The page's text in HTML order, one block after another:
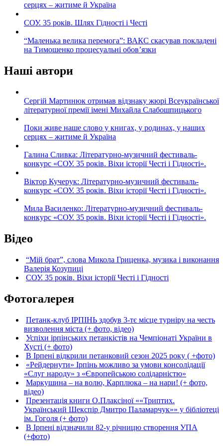
серцях – житиме й Україна
СОУ. 35 років. Шлях Гідності і Честі
“Маленька велика перемога”: ВАКС скасував покладені
на Тимошенко процесуальні обов’язки
Наші автори
Сергій Мартинюк отримав відзнаку жюрі Всеукраїнської
літературної премії імені Михайла Слабошпицького
Поки живе наше слово у книгах, у родинах, у наших
серцях – житиме й Україна
Галина Сливка: Літературно-музичний фестиваль-
конкурс «СОУ. 35 років. Віхи історії Честі і Гідності».
Віктор Кучерук: Літературно-музичний фестиваль-
конкурс «СОУ. 35 років. Віхи історії Честі і Гідності».
Мила Василенко: Літературно-музичний фестиваль-
конкурс «СОУ. 35 років. Віхи історії Честі і Гідності».
Відео
“Мій брат”, слова Микола Гриценка, музика і виконання
Валерія Козупиці
СОУ. 35 років. Віхи історії Честі і Гідності
Фотогалерея
Петанк-клуб ІРПІНЬ здобув 3-тє місце турніру на честь
визволення міста (+ фото, відео)
Успіхи ірпінських петанкістів на Чемпіонаті України в
Хусті (+ фото)
В Ірпені відкрили петанковий сезон 2025 року ( +фото)
«Рейдернути» Ірпінь можливо за умови консолідації
«Слуг народу» з «Європейською солідарністю»
Маркушина – на волю, Карплюка – на нари! (+ фото,
відео)
Презентація книги О.Плаксіної ««Триптих.
Український Шекспір Дмитро Паламарчук»» у бібліотеці
ім. Гоголя (+ фото)
В Ірпені відзначили 82-у річницю створення УПА
(+фото)